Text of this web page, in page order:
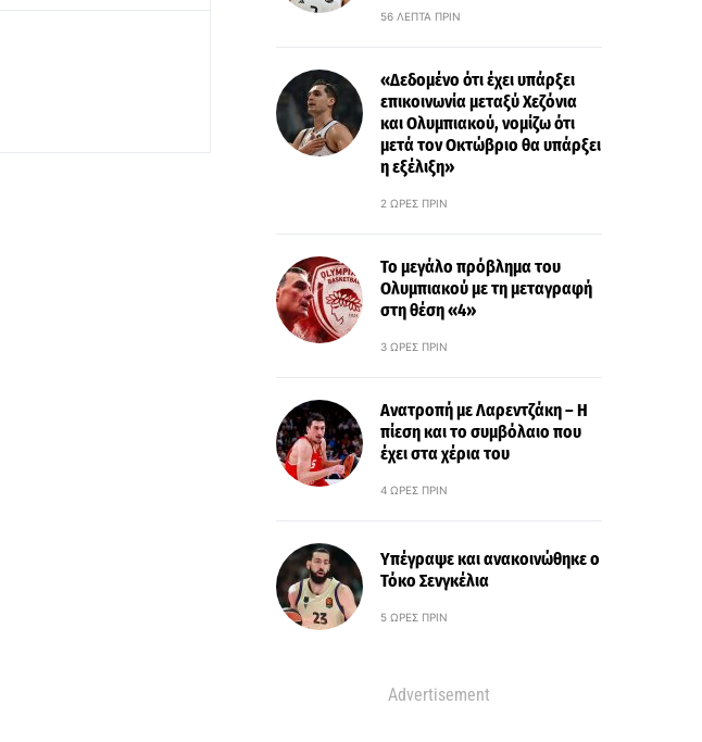
56 ΛΕΠΤΆ ΠΡΙΝ
«Δεδομένο ότι έχει υπάρξει
επικοινωνία μεταξύ Χεζόνια
και Ολυμπιακού, νομίζω ότι
μετά τον Οκτώβριο θα υπάρξει
η εξέλιξη»
2 ΏΡΕΣ ΠΡΙΝ
Το μεγάλο πρόβλημα του
Ολυμπιακού με τη μεταγραφή
στη θέση «4»
3 ΏΡΕΣ ΠΡΙΝ
Ανατροπή με Λαρεντζάκη – Η
πίεση και το συμβόλαιο που
έχει στα χέρια του
4 ΏΡΕΣ ΠΡΙΝ
Υπέγραψε και ανακοινώθηκε ο
Τόκο Σενγκέλια
5 ΏΡΕΣ ΠΡΙΝ
Advertisement